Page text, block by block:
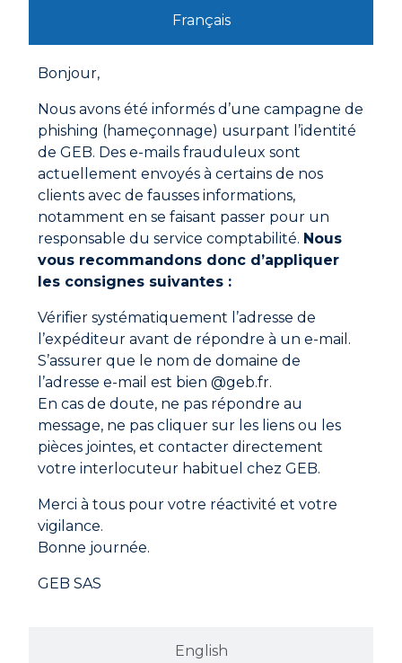
Les raccords doivent être propres, secs et dégraissés.
Eventuellement, vous pouvez utiliser une lame de scie
pour cranter les filets et ainsi permettre une meilleure
accroche de la filasse.
POTABLE.
Enrouler la filasse sur le raccord mâle dans le sens du
vissage et lisser.
Appliquer à nouveau de la PATE A JOINT EAU
POTABLE sur le raccord mâle par-dessus la filasse.
Assembler et serrer fermement.
Documentations à télécharger
Fiche technique
Fiche de données de sécurité
Adresse
ZI Paris Nord 2
Français
English
Bonjour,
Nous avons été informés d’une campagne de
phishing (hameçonnage) usurpant l’identité
de GEB. Des e-mails frauduleux sont
actuellement envoyés à certains de nos
clients avec de fausses informations,
notamment en se faisant passer pour un
responsable du service comptabilité. Nous
vous recommandons donc d’appliquer
les consignes suivantes :
Vérifier systématiquement l’adresse de
l’expéditeur avant de répondre à un e-mail.
S’assurer que le nom de domaine de
l’adresse e-mail est bien @geb.fr.
En cas de doute, ne pas répondre au
message, ne pas cliquer sur les liens ou les
pièces jointes, et contacter directement
votre interlocuteur habituel chez GEB.
Merci à tous pour votre réactivité et votre
vigilance.
Bonne journée.
GEB SAS